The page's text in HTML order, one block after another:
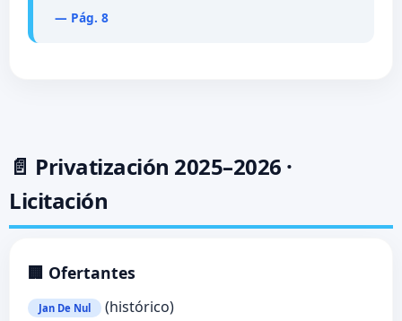
— Pág. 8
📄 Privatización 2025–2026 ·
Licitación
🏢 Ofertantes
Jan De Nul (histórico)